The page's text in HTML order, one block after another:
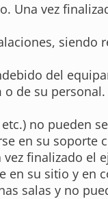
Una vez
del
o de su personal.
no pueden
en su soporte
finalizado el
en su sitio y en
salas y no